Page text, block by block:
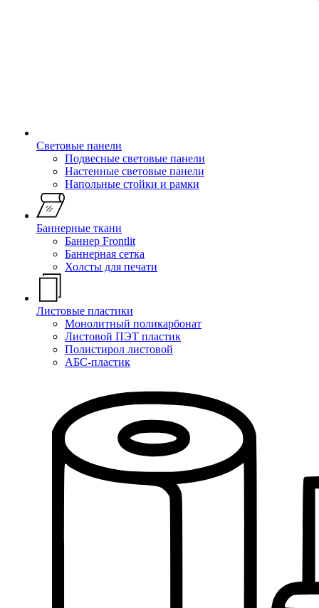
Световые панели
Подвесные световые панели
Настенные световые панели
Напольные стойки и рамки
Баннерные ткани
Баннер Frontlit
Баннерная сетка
Холсты для печати
Листовые пластики
Монолитный поликарбонат
Листовой ПЭТ пластик
Полистирол листовой
АБС-пластик